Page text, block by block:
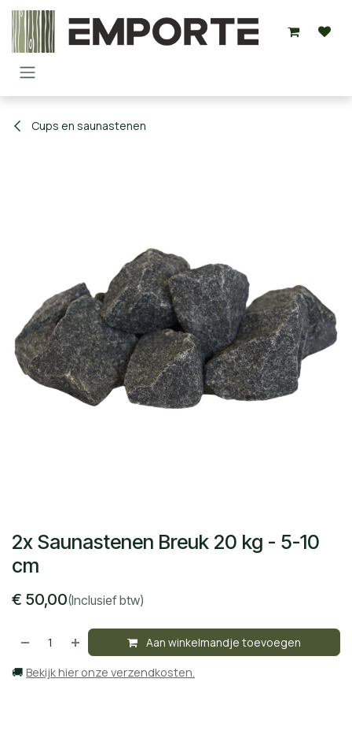
Overslaan naar inhoud
Cups en saunastenen
2x Saunastenen Breuk 20 kg - 5-10
cm
€ 50,00(Inclusief btw)
Aan winkelmandje toevoegen
🚚 Bekijk hier onze verzendkosten.